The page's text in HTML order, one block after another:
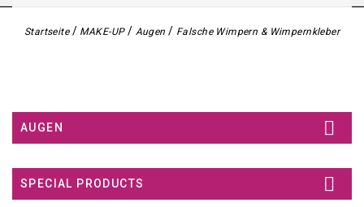
Startseite MAKE-UP Augen Falsche Wimpern & Wimpernkleber
AUGEN 
SPECIAL PRODUCTS 